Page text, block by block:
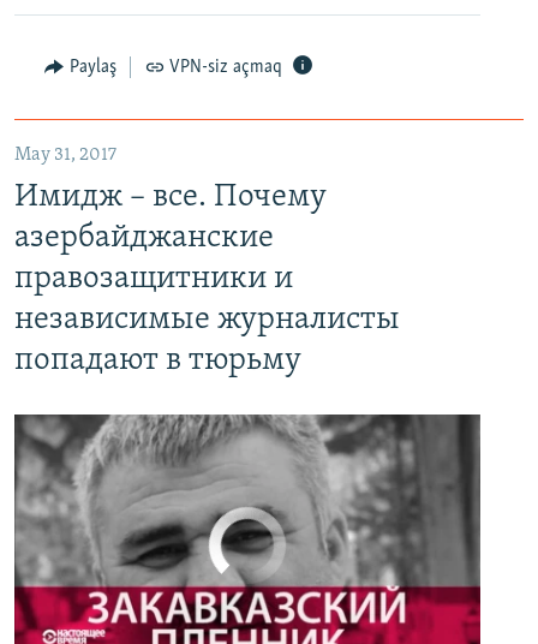
Paylaş VPN-siz açmaq
May 31, 2017
Имидж – все. Почему
азербайджанские
правозащитники и
независимые журналисты
попадают в тюрьму
EMBED
Имидж – все. Почему азербайджанские правозащитники и независимые журналисты попадают в тюрьму
No media source currently available